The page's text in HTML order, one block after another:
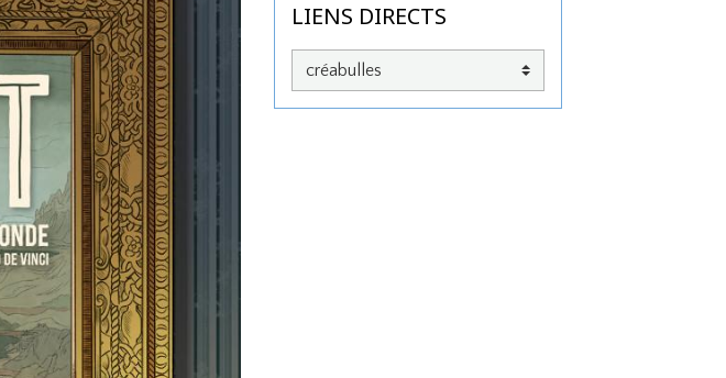
LIENS DIRECTS